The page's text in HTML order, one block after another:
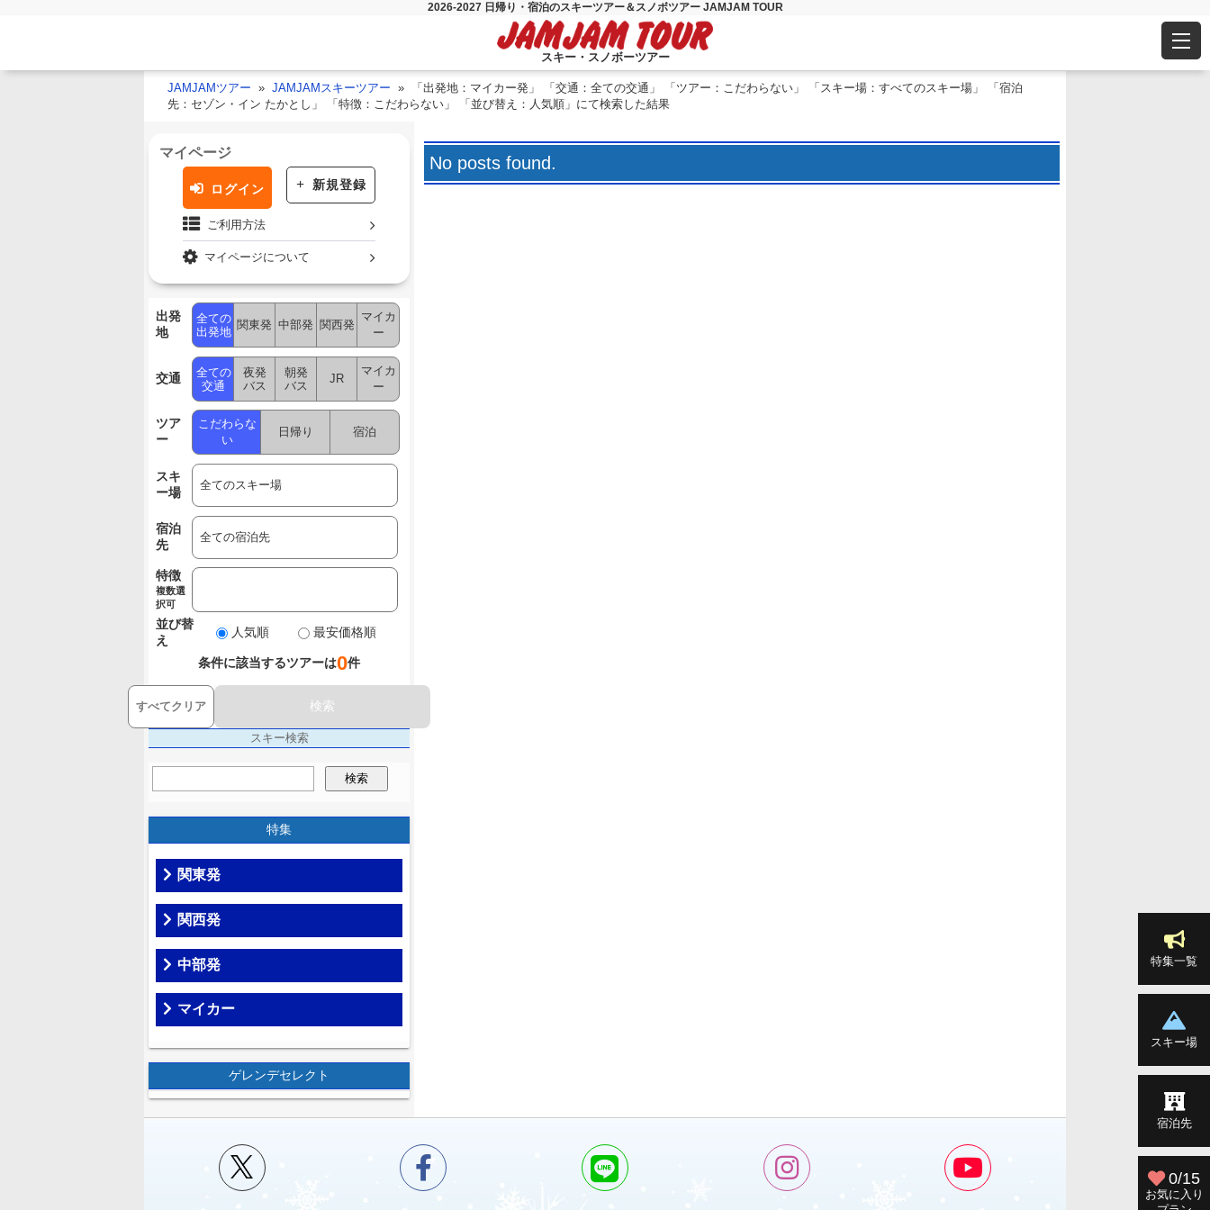
2026-2027 日帰り・宿泊のスキーツアー＆スノボツアー JAMJAM TOUR
スキー・スノボーツアー
JAMJAMツアー JAMJAMスキーツアー
「出発地：マイカー発」 「交通：全ての交通」 「ツアー：こだわらない」 「スキー場：すべてのスキー場」 「宿泊
先：セゾン・イン たかとし」 「特徴：こだわらない」 「並び替え：人気順」にて検索した結果
No posts found.
マイページ
ログイン 新規登録
ご利用方法
マイページについて
出発
地
全ての
出発地
関東発 中部発 関西発
マイカ
ー
交通
全ての
交通
夜発
バス
朝発
バス
JR
マイカ
ー
ツア
ー
こだわらな
い
日帰り 宿泊
スキ
ー場
宿泊
先
特徴
複数選
択可
並び替
え
人気順 最安価格順
条件に該当するツアーは0件
すべてクリア 検索
スキー検索
検索
特集
関東発
関西発
中部発
マイカー
ゲレンデセレクト
特集一覧
スキー場
宿泊先
0/15
お気に入り